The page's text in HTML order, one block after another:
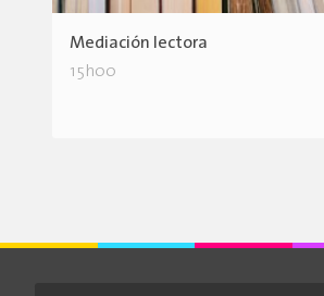
Mediación lectora
15h00